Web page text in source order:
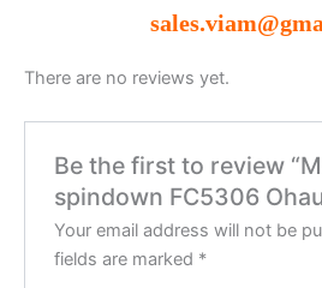
There are no reviews yet.
Be the first to review
spindown FC5306
Your email address will not be
fields are marked *